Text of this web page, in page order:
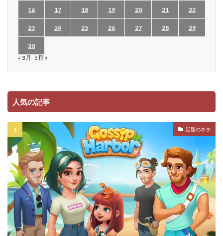
16 17 18 19 20 21 22
23 24 25 26 27 28 29
30
« 3月 5月 »
人気の記事
話題のネタ